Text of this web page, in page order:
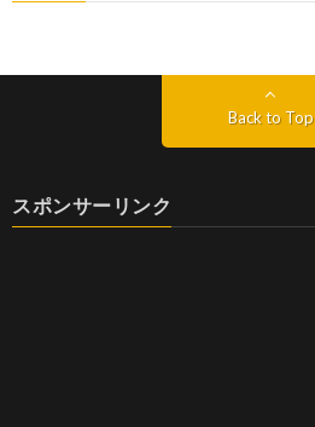
Back to Top
スポンサーリンク